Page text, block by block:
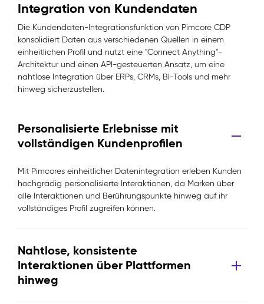
Integration von Kundendaten
Die Kundendaten-Integrationsfunktion von Pimcore CDP
konsolidiert Daten aus verschiedenen Quellen in einem
einheitlichen Profil und nutzt eine "Connect Anything"-
Architektur und einen API-gesteuerten Ansatz, um eine
nahtlose Integration über ERPs, CRMs, BI-Tools und mehr
hinweg sicherzustellen.
Personalisierte Erlebnisse mit
vollständigen Kundenprofilen
Mit Pimcores einheitlicher Datenintegration erleben Kunden
hochgradig personalisierte Interaktionen, da Marken über
alle Interaktionen und Berührungspunkte hinweg auf ihr
vollständiges Profil zugreifen können.
Nahtlose, konsistente
Interaktionen über Plattformen
hinweg